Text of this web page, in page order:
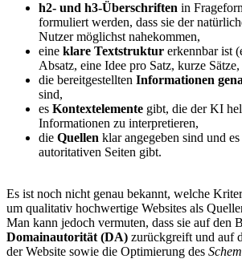
h2- und h3-Überschriften in
formuliert werden, dass sie der
Nutzer möglichst nahekommen,
eine klare Textstruktur erkennbar ist
Absatz, eine Idee pro Satz, kurze
die bereitgestellten Informationen
sind,
es Kontextelemente gibt, die der KI
Informationen zu interpretieren,
die Quellen klar angegeben sind und es
autoritativen Seiten gibt.
Es ist noch nicht genau bekannt, welche
um qualitativ hochwertige Websites als
Man kann jedoch vermuten, dass sie auf den
Domainautorität (DA) zurückgreift und auf
der Website sowie die Optimierung des